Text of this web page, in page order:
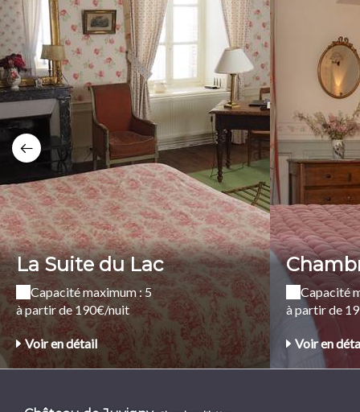
La Suite du Lac
Capacité maximum : 5
à partir de 190€/nuit
Voir en détail
Capacité
à partir de
Voir en